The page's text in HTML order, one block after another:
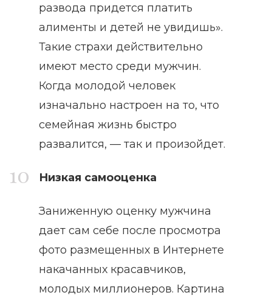
развода придется платить
алименты и детей не увидишь».
Такие страхи действительно
имеют место среди мужчин.
Когда молодой человек
изначально настроен на то, что
семейная жизнь быстро
развалится, — так и произойдет.
Низкая самооценка
Заниженную оценку мужчина
дает сам себе после просмотра
фото размещенных в Интернете
накачанных красавчиков,
молодых миллионеров. Картина